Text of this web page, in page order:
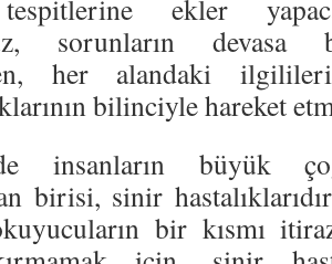
ekler
sorunların devasa
her alandaki
bilinciyle hareket
insanların büyük
birisi, sinir
bir kısmı